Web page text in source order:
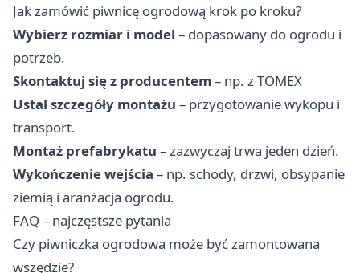
Jak zamówić piwnicę ogrodową krok po kroku?
Wybierz rozmiar i model – dopasowany do ogrodu i
potrzeb.
Skontaktuj się z producentem– np. z TOMEX
Ustal szczegóły montażu – przygotowanie wykopu i
transport.
Montaż prefabrykatu – zazwyczaj trwa jeden dzień.
Wykończenie wejścia – np. schody, drzwi, obsypanie
ziemią i aranżacja ogrodu.
FAQ – najczęstsze pytania
Czy piwniczka ogrodowa może być zamontowana
wszędzie?